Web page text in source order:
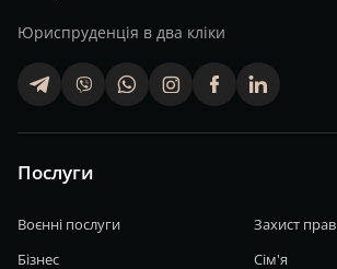
Юриспруденція в два кліки
telegram viber whatsapp finstagram facebook linkedin
Послуги
Воєнні послуги
Захист прав
Бізнес
Сім'я